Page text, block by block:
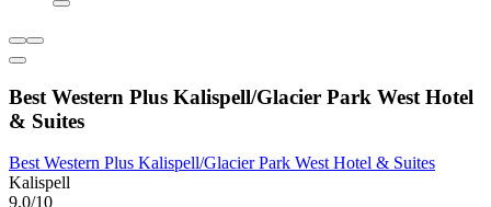
Best Western Plus Kalispell/Glacier Park West Hotel
& Suites
Best Western Plus Kalispell/Glacier Park West Hotel & Suites
Kalispell
9,0/10